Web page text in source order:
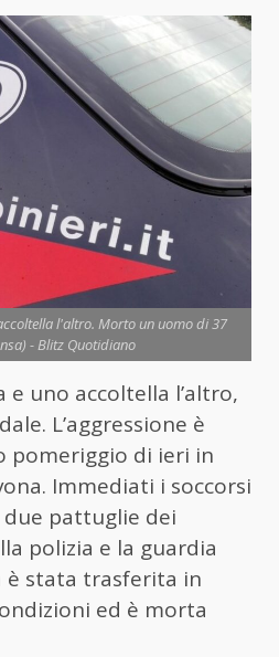
l'altro. Morto un uomo di 37
- Blitz Quotidiano
e uno accoltella l’altro,
L’aggressione è
pomeriggio di ieri in
Immediati i soccorsi
due pattuglie dei
polizia e la guardia
è stata trasferita in
ed è morta